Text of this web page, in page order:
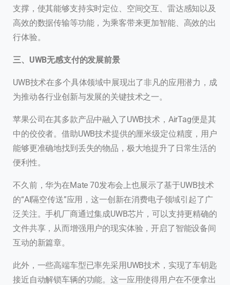
支撑，使其能够支持实时定位、空间交互、雷达感知以及
高效的数据传输等功能，为乘客带来更加智能、高效的出
行体验。
三、UWB无感支付的发展前景
UWB技术在多个具体领域中展现出了非凡的应用潜力，成
为推动各行业创新与发展的关键技术之一。
苹果公司在其多款产品中融入了UWB技术，AirTag便是其
中的佼佼者。借助UWB技术提供的厘米级定位精度，用户
能够更准确地找到丢失的物品，极大地提升了日常生活的
便利性。
不久前，华为在Mate 70发布会上也展示了基于UWB技术
的“AI隔空传送”应用，这一创新在消费电子领域引起了广
泛关注。手机厂商通过集成UWB芯片，可以支持更精确的
文件共享，从而增强用户的现实体验，开启了智能设备间
互动的新篇章。
此外，一些高端车型已率先采用UWB技术，实现了车钥匙
接近自动解锁车辆的功能。这一应用使得用户在不便拿出